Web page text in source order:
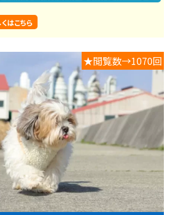
はこちら
★閲覧数→1070回